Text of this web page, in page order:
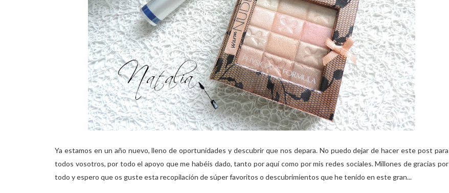
Ya estamos en un año nuevo, lleno de oportunidades y descubrir que nos depara. No puedo dejar de hacer este post para
todos vosotros, por todo el apoyo que me habéis dado, tanto por aquí como por mis redes sociales. Millones de gracias por
todo y espero que os guste esta recopilación de súper favoritos o descubrimientos que he tenido en este gran...